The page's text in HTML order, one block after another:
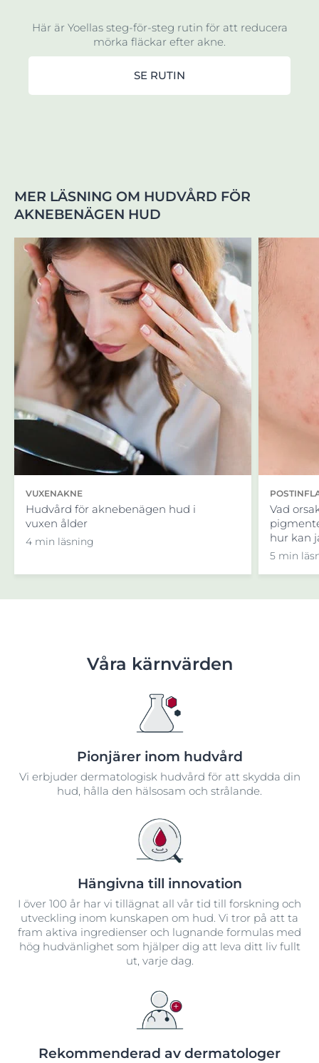
Här är Yoellas steg-för-steg rutin för att reducera
mörka fläckar efter akne.
SE RUTIN
MER LÄSNING OM HUDVÅRD FÖR
AKNEBENÄGEN HUD
VUXENAKNE
Hudvård för aknebenägen hud i
vuxen ålder
4 min läsning
Vad
hur kan
5 min
Våra kärnvärden
Pionjärer inom hudvård
Vi erbjuder dermatologisk hudvård för att skydda din
hud, hålla den hälsosam och strålande.
Hängivna till innovation
I över 100 år har vi tillägnat all vår tid till forskning och
utveckling inom kunskapen om hud. Vi tror på att ta
fram aktiva ingredienser och lugnande formulas med
hög hudvänlighet som hjälper dig att leva ditt liv fullt
ut, varje dag.
Rekommenderad av dermatologer